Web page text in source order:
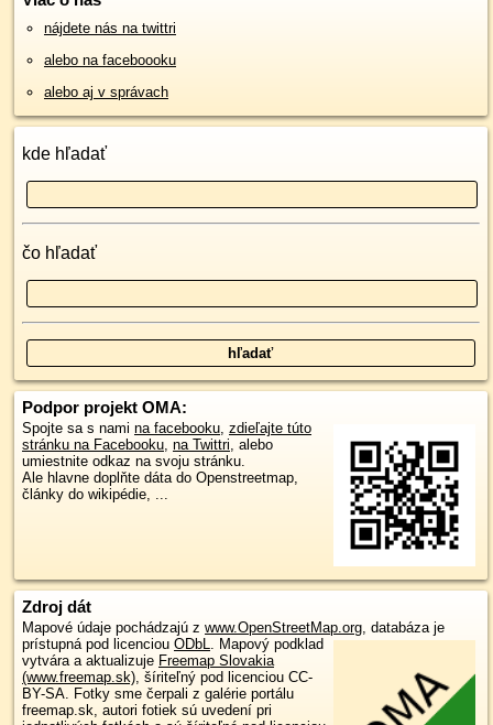
nájdete nás na twittri
alebo na faceboooku
alebo aj v správach
kde hľadať
čo hľadať
Podpor projekt OMA:
Spojte sa s nami na facebooku, zdieľajte túto
stránku na Facebooku, na Twittri, alebo
umiestnite odkaz na svoju stránku.
Ale hlavne doplňte dáta do Openstreetmap,
články do wikipédie, ...
Zdroj dát
Mapové údaje pochádzajú z www.OpenStreetMap.org , databáza je
prístupná pod licenciou ODbL
Mapový podklad
vytvára a aktualizuje Freemap Slovakia
(www.freemap.sk) , šíriteľný pod licenciou CC-
BY-SA. Fotky sme čerpali z galérie portálu
freemap.sk, autori fotiek sú uvedení pri